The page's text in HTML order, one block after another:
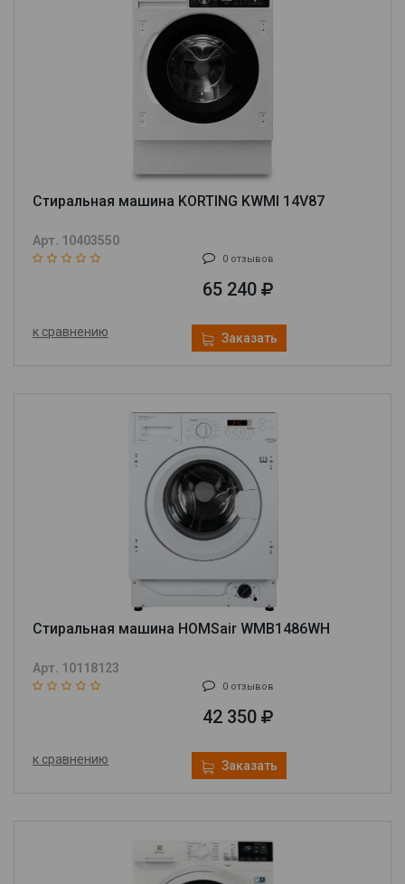
Стиральная машина KORTING KWMI 14V87
Арт. 10403550
0 отзывов
65 240
к сравнению Заказать
Стиральная машина HOMSair WMB1486WH
Арт. 10118123
0 отзывов
42 350
к сравнению Заказать